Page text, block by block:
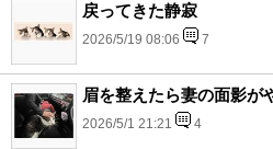
戻ってきた静寂
2026/5/19 08:06 7
眉を整えたら妻の面影が
2026/5/1 21:21 4